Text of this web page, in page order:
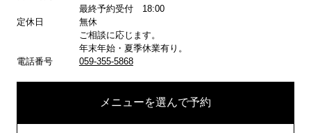
最終予約受付 18:00
定休日
無休
ご相談に応じます。
年末年始・夏季休業有り。
電話番号
059-355-5868
メニューを選んで予約